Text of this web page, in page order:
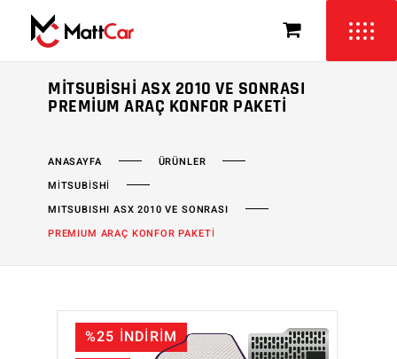
MITSUBISHI ASX 2010 VE SONRASI
PREMIUM ARAÇ KONFOR PAKETI
ANASAYFA
ÜRÜNLER
MİTSUBİSHİ
MITSUBISHI ASX 2010 VE SONRASI
PREMIUM ARAÇ KONFOR PAKETİ
%25 İNDİRİM